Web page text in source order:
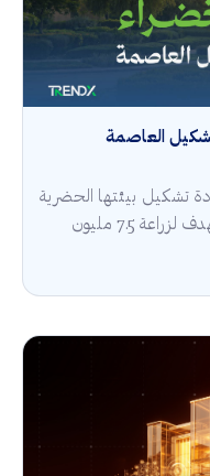
العاصمة
تشكيل بيئتها الحضرية
ضمن مشروع "الرياض الخضراء" المستهدف لزراعة 7.5 مليون